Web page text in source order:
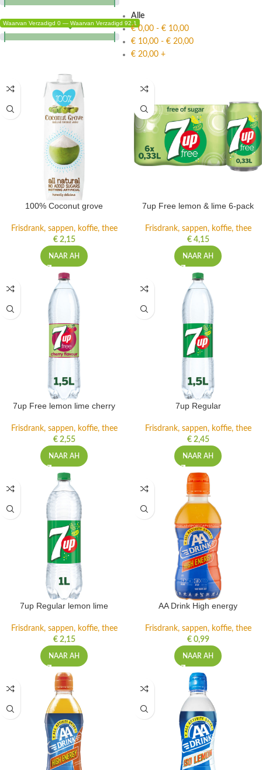
Waarvan Verzadigd 0 — Waarvan Verzadigd 92.1
Alle
€0,00 - € 10,00
€ 10,00 - € 20,00
€ 20,00 +
100% Coconut grove
Frisdrank, sappen, koffie, thee
€2,15
NAAR AH
7up Free lemon & lime 6-pack
Frisdrank, sappen, koffie, thee
€4,15
NAAR AH
7up Free lemon lime cherry
Frisdrank, sappen, koffie, thee
€2,55
NAAR AH
7up Regular
Frisdrank, sappen, koffie, thee
€2,45
NAAR AH
7up Regular lemon lime
Frisdrank, sappen, koffie, thee
€2,15
NAAR AH
AA Drink High energy
Frisdrank, sappen, koffie, thee
€0,99
NAAR AH